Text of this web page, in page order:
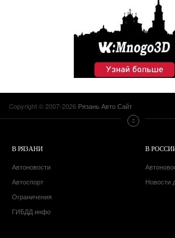
Copyright © 2007-2026 Рязань Авто Сайт
В РЯЗАНИ
Автоновости
Автоспорт
Ограничения
ГИБДД инфо
В
Новости